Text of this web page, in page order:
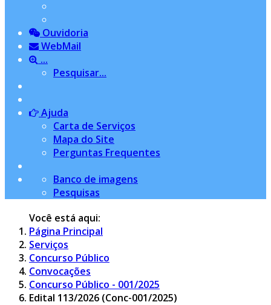
Ouvidoria
WebMail
...
Pesquisar...
Ajuda
Carta de Serviços
Mapa do Site
Perguntas Frequentes
Banco de imagens
Pesquisas
Você está aqui:
Página Principal
Serviços
Concurso Público
Convocações
Concurso Público - 001/2025
Edital 113/2026 (Conc-001/2025)